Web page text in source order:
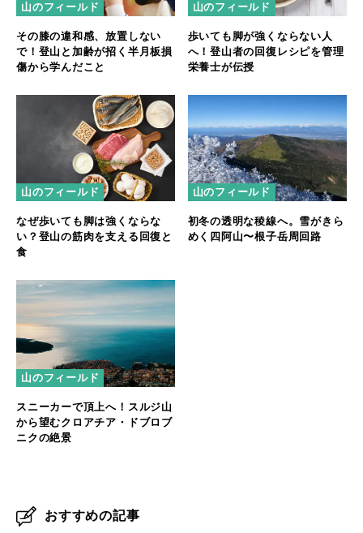
山のフィールド
その膝の違和感、放置しない
で！登山と加齢が招く半月板損
傷から学んだこと
山のフィールド
歩いても脚が強くならない人
へ！登山者の回復レシピを管理
栄養士が伝授
山のフィールド
なぜ歩いても脚は強くならな
い？登山の筋肉を支える回復と
食
山のフィールド
初冬の透明な稜線へ。雪がきら
めく四阿山〜根子岳周回路
山のフィールド
スニーカーで頂上へ！スルジ山
から望むクロアチア・ドブロブ
ニクの絶景
おすすめの記事